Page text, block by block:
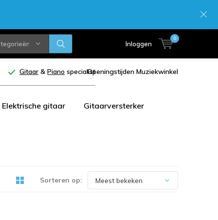
Inloggen
0
Gitaar & Piano specialistOpeningstijden Muziekwinkel
Elektrische gitaar Gitaarversterker
Sorteren op: